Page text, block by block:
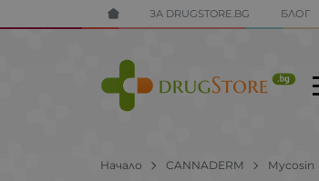
ЗА DRUGSTORE.BG БЛОГ
Начало CANNADERM Mycosin